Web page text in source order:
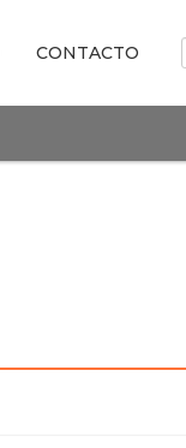
CONTACTO